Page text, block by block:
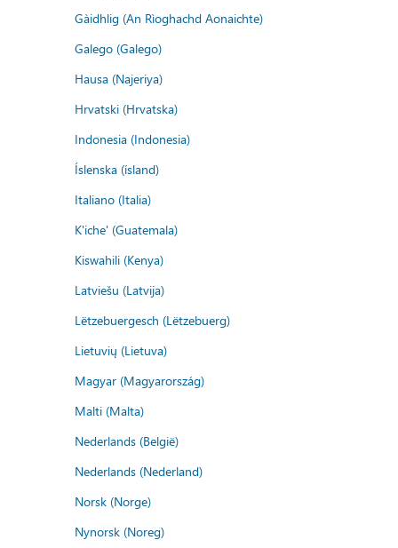
Gàidhlig (An Rìoghachd Aonaichte)
Galego (Galego)
Hausa (Najeriya)
Hrvatski (Hrvatska)
Indonesia (Indonesia)
Íslenska (ísland)
Italiano (Italia)
K'iche' (Guatemala)
Kiswahili (Kenya)
Latviešu (Latvija)
Lëtzebuergesch (Lëtzebuerg)
Lietuvių (Lietuva)
Magyar (Magyarország)
Malti (Malta)
Nederlands (België)
Nederlands (Nederland)
Norsk (Norge)
Nynorsk (Noreg)